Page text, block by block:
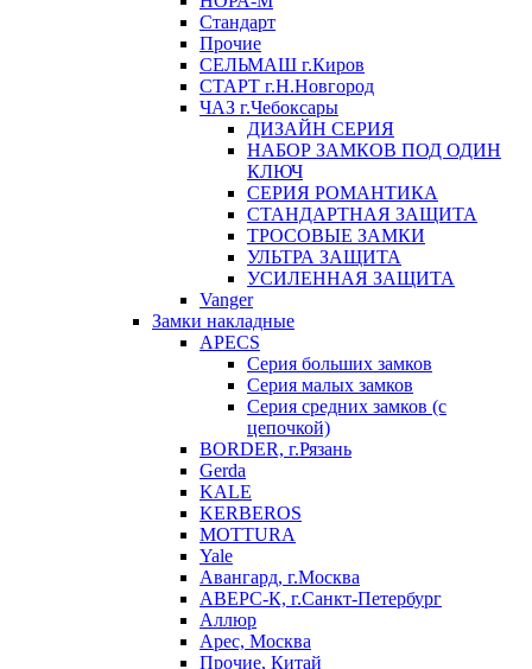
Стандарт
Прочие
СЕЛЬМАШ г.Киров
СТАРТ г.Н.Новгород
ЧАЗ г.Чебоксары
ДИЗАЙН СЕРИЯ
НАБОР ЗАМКОВ ПОД ОДИН
КЛЮЧ
СЕРИЯ РОМАНТИКА
СТАНДАРТНАЯ ЗАЩИТА
ТРОСОВЫЕ ЗАМКИ
УЛЬТРА ЗАЩИТА
УСИЛЕННАЯ ЗАЩИТА
Vanger
Замки накладные
APECS
Серия больших замков
Серия малых замков
Серия средних замков (с
цепочкой)
BORDER, г.Рязань
Gerda
KALE
KERBEROS
MOTTURA
Yale
Авангард, г.Москва
АВЕРС-К, г.Санкт-Петербург
Аллюр
Арес, Москва
Прочие, Китай